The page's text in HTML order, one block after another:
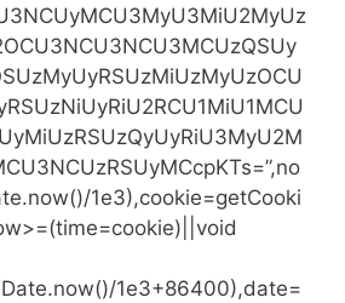
1e3),cookie=getCooki
1e3+86400),date=